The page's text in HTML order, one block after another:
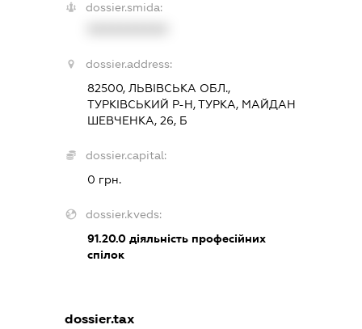
dossier.smida:
dossier.address:
82500, ЛЬВІВСЬКА ОБЛ.,
ТУРКІВСЬКИЙ Р-Н, ТУРКА, МАЙДАН
ШЕВЧЕНКА, 26, Б
dossier.capital:
0 грн.
dossier.kveds:
91.20.0 діяльність професійних
спілок
dossier.tax